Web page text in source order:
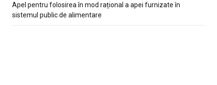
Apel pentru folosirea în mod rațional a apei furnizate în
sistemul public de alimentare